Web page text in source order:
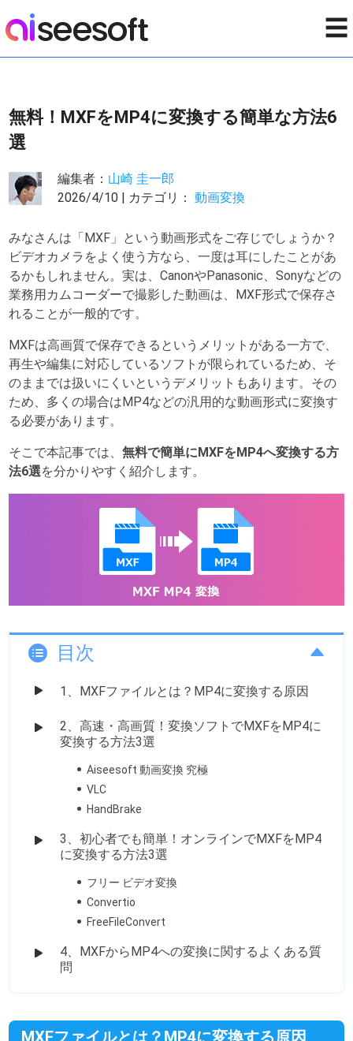
☰
無料！MXFをMP4に変換する簡単な方法6
選
編集者： 山崎 圭一郎
2026/4/10 | カテゴリ：動画変換
みなさんは「MXF」という動画形式をご存じでしょうか？
ビデオカメラをよく使う方なら、一度は耳にしたことがあ
るかもしれません。実は、CanonやPanasonic、Sonyなどの
業務用カムコーダーで撮影した動画は、MXF形式で保存さ
れることが一般的です。
MXFは高画質で保存できるというメリットがある一方で、
再生や編集に対応しているソフトが限られているため、そ
のままでは扱いにくいというデメリットもあります。その
ため、多くの場合はMP4などの汎用的な動画形式に変換す
る必要があります。
そこで本記事では、無料で簡単にMXFをMP4へ変換する方
法6選を分かりやすく紹介します。
目次
1、MXFファイルとは？MP4に変換する原因
2、高速・高画質！変換ソフトでMXFをMP4に
変換する方法3選
Aiseesoft 動画変換 究極
VLC
HandBrake
3、初心者でも簡単！オンラインでMXFをMP4
に変換する方法3選
フリー ビデオ変換
Convertio
FreeFileConvert
4、MXFからMP4への変換に関するよくある質
問
MXFファイルとは？MP4に変換する原因